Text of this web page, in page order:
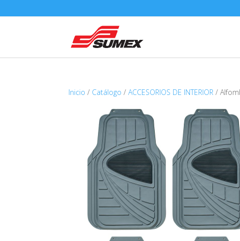
Inicio / Catálogo /ACCESORIOS DE INTERIOR /